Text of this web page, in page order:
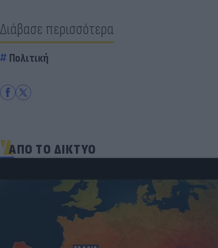
Διάβασε περισσότερα
Πολιτική
ΑΠΟ ΤΟ ΔΙΚΤΥΟ